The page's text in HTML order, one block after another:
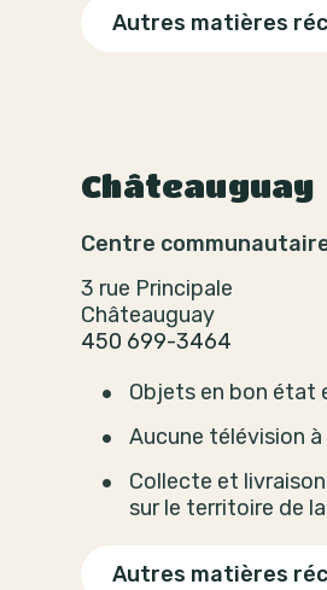
Autres matières
Châteauguay
Centre
3 rue Principale
Châteauguay
450 699-3464
Objets en bon état
Aucune télévision
Collecte et
sur le territoire de
Autres matières